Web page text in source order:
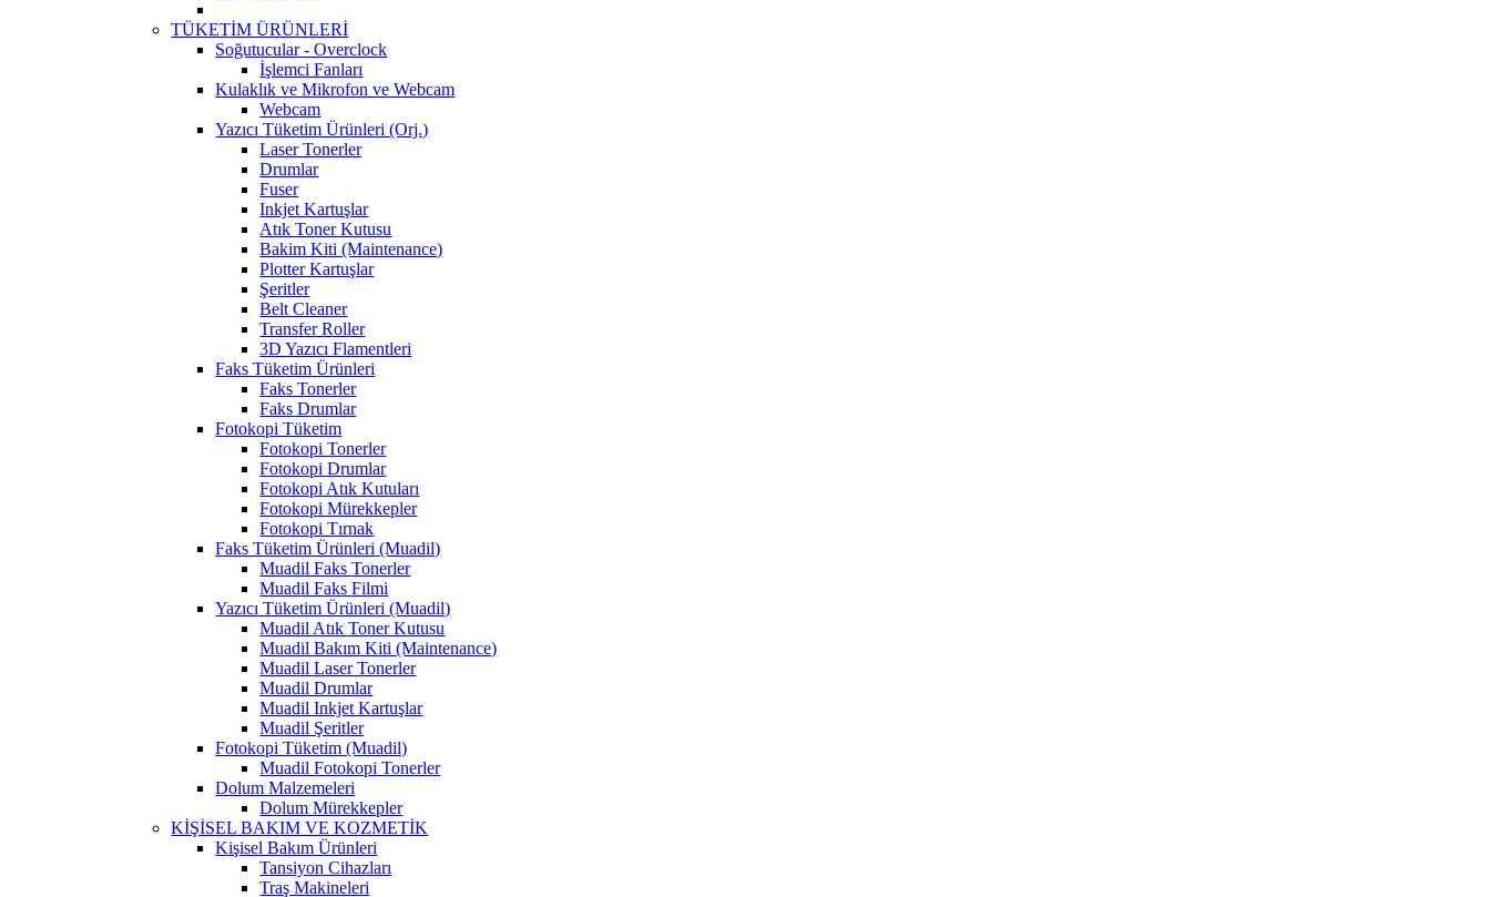
TÜKETİM ÜRÜNLERİ
Soğutucular - Overclock
İşlemci Fanları
Kulaklık ve Mikrofon ve Webcam
Webcam
Yazıcı Tüketim Ürünleri (Orj.)
Laser Tonerler
Drumlar
Fuser
Inkjet Kartuşlar
Atık Toner Kutusu
Bakim Kiti (Maintenance)
Plotter Kartuşlar
Şeritler
Belt Cleaner
Transfer Roller
3D Yazıcı Flamentleri
Faks Tüketim Ürünleri
Faks Tonerler
Faks Drumlar
Fotokopi Tüketim
Fotokopi Tonerler
Fotokopi Drumlar
Fotokopi Atık Kutuları
Fotokopi Mürekkepler
Fotokopi Tırnak
Faks Tüketim Ürünleri (Muadil)
Muadil Faks Tonerler
Muadil Faks Filmi
Yazıcı Tüketim Ürünleri (Muadil)
Muadil Atık Toner Kutusu
Muadil Bakım Kiti (Maintenance)
Muadil Laser Tonerler
Muadil Drumlar
Muadil Inkjet Kartuşlar
Muadil Şeritler
Fotokopi Tüketim (Muadil)
Muadil Fotokopi Tonerler
Dolum Malzemeleri
Dolum Mürekkepler
KİŞİSEL BAKIM VE KOZMETİK
Kişisel Bakım Ürünleri
Tansiyon Cihazları
Traş Makineleri